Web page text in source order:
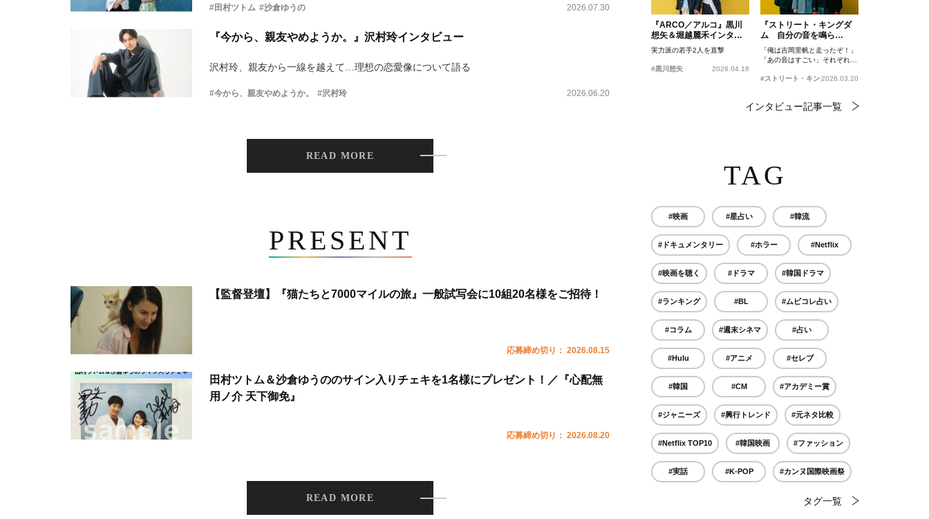
#田村ツトム #沙倉ゆうの 2026.07.30
『今から、親友やめようか。』沢村玲インタビュー
沢村玲、親友から一線を越えて…理想の恋愛像について語る
#今から、親友やめようか。 #沢村玲 2026.06.20
READ MORE
PRESENT
【監督登壇】『猫たちと7000マイルの旅』一般試写会に10組20名様をご招待！
応募締め切り： 2026.08.15
田村ツトム＆沙倉ゆうののサイン入りチェキを1名様にプレゼント！／『心配無
用ノ介 天下御免』
応募締め切り： 2026.08.20
READ MORE
『ARCO／アルコ』黒川
想矢＆堀越麗禾インタビ
ュー
実力派の若手2人を直撃
#黒川想矢 2026.04.18
『ストリート・キングダ
ム 自分の音を鳴ら
せ。』峯田和伸、若葉竜
也、吉岡里帆インタビュ
ー
「俺は吉岡里帆と走ったぞ！」
「あの音はすごい」それぞれの
#ストリート・キングダム 自分の音を鳴らせ。
2026.03.20
インタビュー記事一覧
TAG
#映画 #星占い #韓流
#ドキュメンタリー #ホラー #Netflix
#映画を聴く #ドラマ #韓国ドラマ
#ランキング #BL #ムビコレ占い
#コラム #週末シネマ #占い
#Hulu #アニメ #セレブ
#韓国 #CM #アカデミー賞
#ジャニーズ #興行トレンド #元ネタ比較
#Netflix TOP10 #韓国映画 #ファッション
#実話 #K-POP #カンヌ国際映画祭
タグ一覧